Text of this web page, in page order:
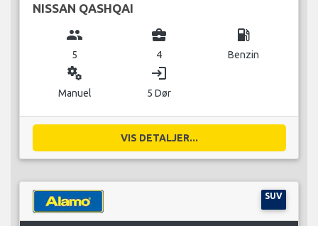
NISSAN QASHQAI
group
5
business_center
4
local_gas_station
Benzin
miscellaneous_services
Manuel
login
5 Dør
VIS DETALJER...
SUV